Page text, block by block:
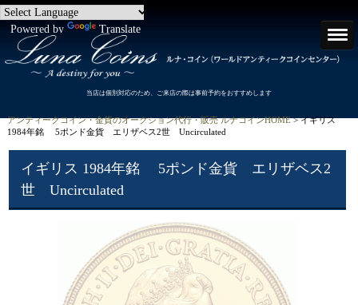
Powered by Translate
当店は個別対応のため、ご来店の際は事前予約をおすすめします
アンティークコイン・金貨のオークション代行・販売 ルナコインHOME> イギリス
1984年銘 5ポンド金貨 エリザベス2世 Uncirculated
イギリス 1984年銘 5ポンド金貨 エリザベス2
世 Uncirculated